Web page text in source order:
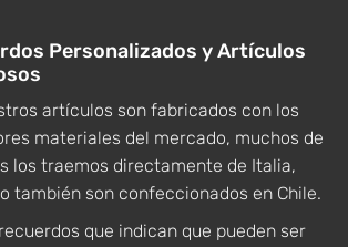
Personalizados y Artículos
artículos son fabricados con los
materiales del mercado, muchos de
los traemos directamente de Italia,
también son confeccionados en Chile.
que indican que pueden ser